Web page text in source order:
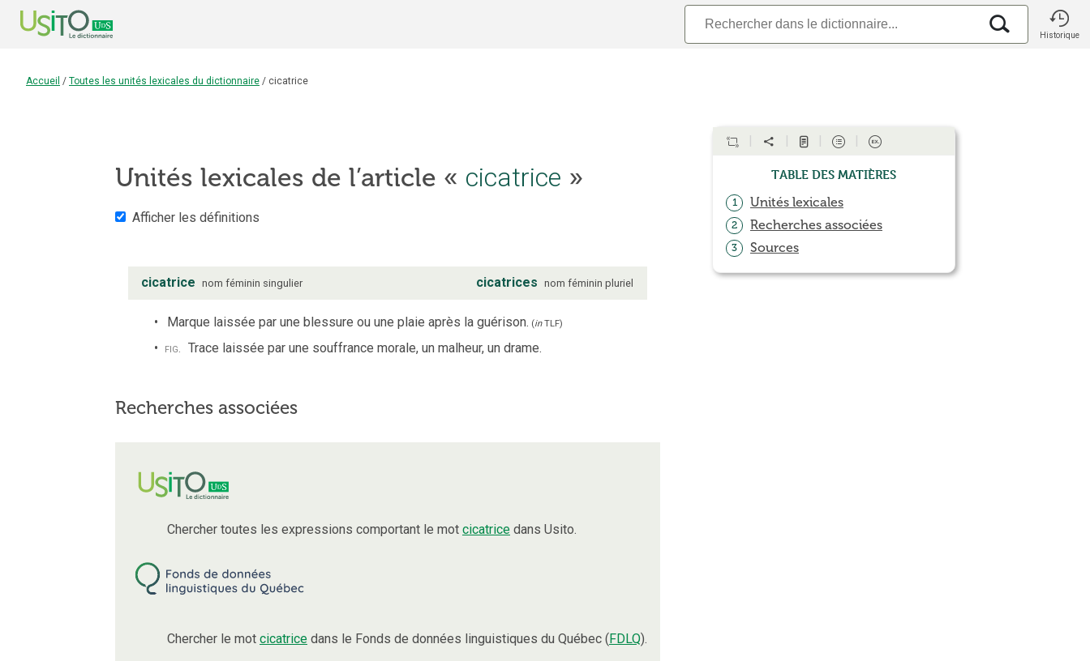
Historique
Accueil / Toutes les unités lexicales du dictionnaire / cicatrice
Unités lexicales de l’article « cicatrice »
Afficher les définitions
cicatrice nom féminin singulier cicatrices nom féminin pluriel
Marque laissée par une blessure ou une plaie après la guérison. (inTLF)
fig. Trace laissée par une souffrance morale, un malheur, un drame.
Recherches associées
Chercher toutes les expressions comportant le mot cicatrice dans Usito.
Chercher le mot cicatrice dans le Fonds de données linguistiques du Québec (FDLQ).
Table des matières
1 Unités lexicales
2 Recherches associées
3 Sources